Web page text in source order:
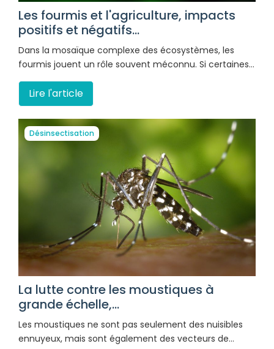
Les fourmis et l'agriculture, impacts
positifs et négatifs...
Dans la mosaïque complexe des écosystèmes, les
fourmis jouent un rôle souvent méconnu. Si certaines…
Lire l'article
Désinsectisation
La lutte contre les moustiques à
grande échelle,...
Les moustiques ne sont pas seulement des nuisibles
ennuyeux, mais sont également des vecteurs de…